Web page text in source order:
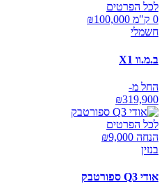
לכל הפרטים
0 ק"מ ₪
100,000
חשמלי
ב.מ.וו X1
החל מ-
₪319,900
לכל הפרטים
הנחה ₪ 9,000
בנזין
אודי Q3 ספורטבק